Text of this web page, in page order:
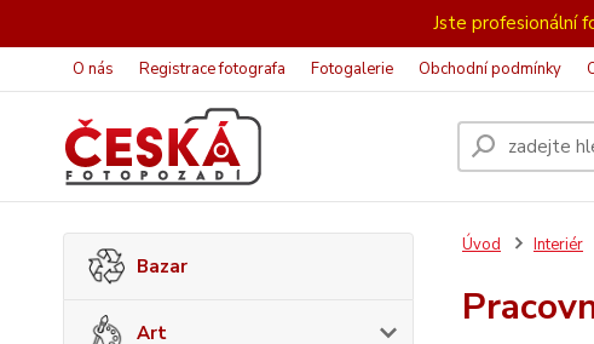
Jste profesionální
O nás Registrace fotografa Fotogalerie Obchodní podmínky
Bazar
Art
Úvod Interiér